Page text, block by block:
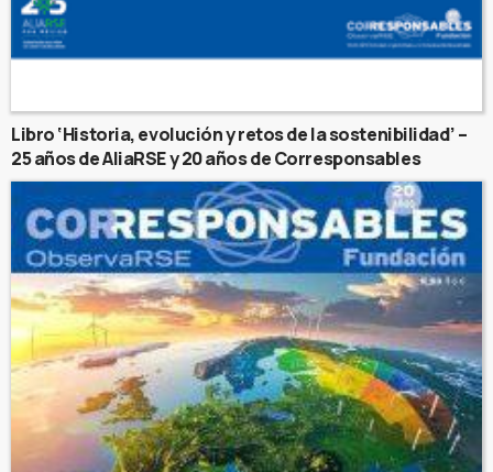
Libro ‘Historia, evolución y retos de la sostenibilidad’ –
25 años de AliaRSE y 20 años de Corresponsables